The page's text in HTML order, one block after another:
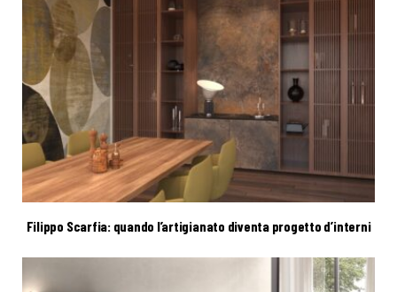
Filippo Scarfia: quando l’artigianato diventa progetto d’interni